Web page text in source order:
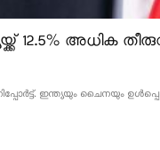
12.5% അധിക
ഇന്ത്യയും ചൈനയും